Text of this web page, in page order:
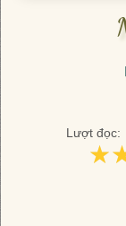
Lượt đọc: